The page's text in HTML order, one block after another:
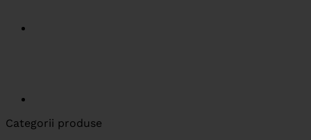
Categorii produse